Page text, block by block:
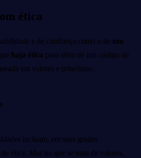
ética
e de confiança como o de um
haja ética para além de um código de
em valores e princípios.
incluam, em suas grades
ética. Mas no que se trata de valores,